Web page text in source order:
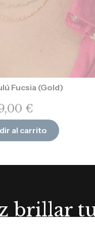
Fucsia (Gold)
€
al carrito